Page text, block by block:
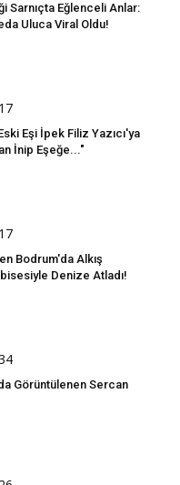
Sarnıçta Eğlenceli Anlar:
Uluca Viral Oldu!
Eşi İpek Filiz Yazıcı'ya
İnip Eşeğe..."
Bodrum'da Alkış
Denize Atladı!
Görüntülenen Sercan